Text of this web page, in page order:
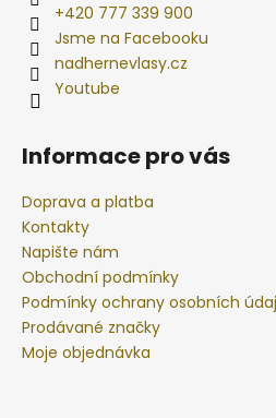
+420 777 339 900
Jsme na Facebooku
nadhernevlasy.cz
Youtube
Informace pro vás
Doprava a platba
Kontakty
Napište nám
Obchodní podmínky
Podmínky ochrany osobních
Prodávané značky
Moje objednávka